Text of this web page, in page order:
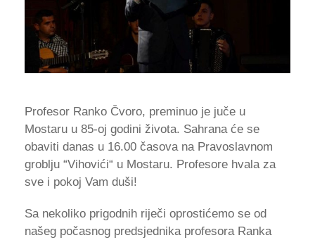
Profesor Ranko Čvoro, preminuo je juče u
Mostaru u 85-oj godini života. Sahrana će se
obaviti danas u 16.00 časova na Pravoslavnom
groblju “Vihovići“ u Mostaru. Profesore hvala za
sve i pokoj Vam duši!
Sa nekoliko prigodnih riječi oprostićemo se od
našeg počasnog predsjednika profesora Ranka